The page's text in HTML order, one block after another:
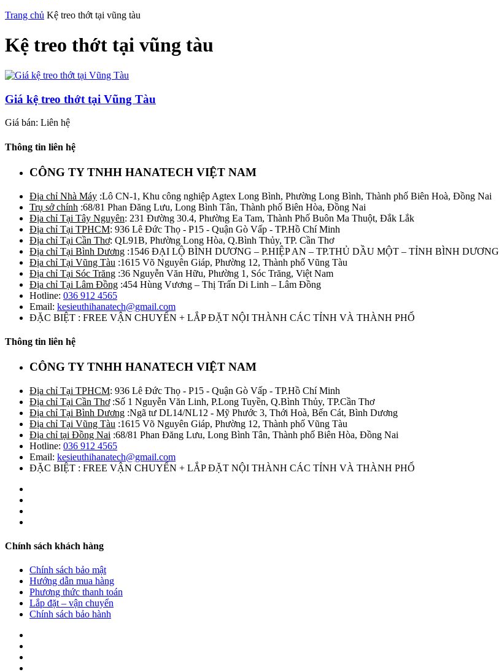
Trang chủ Kệ treo thớt tại vũng tàu
Kệ treo thớt tại vũng tàu
Giá kệ treo thớt tại Vũng Tàu
Giá bán: Liên hệ
Thông tin liên hệ
CÔNG TY TNHH HANATECH VIỆT NAM
Địa chỉ Nhà Máy :Lô CN-1, Khu công nghiệp Agtex Long Bình, Phường Long Bình, Thành phố Biên Hoà, Đồng Nai
Trụ sở chính :68/81 Phan Đăng Lưu, Long Bình Tân, Thành phố Biên Hòa, Đồng Nai
Địa chỉ Tại Tây Nguyên: 231 Đường 30.4, Phường Ea Tam, Thành Phố Buôn Ma Thuột, Đắk Lắk
Địa chỉ Tại TPHCM: 936 Lê Đức Thọ - P15 - Quận Gò Vấp - TP.Hồ Chí Minh
Địa chỉ Tại Cần Thơ: QL91B, Phường Long Hòa, Q.Bình Thủy, TP. Cần Thơ
Địa chỉ Tại Bình Dương :1546 ĐẠI LỘ BÌNH DƯƠNG – P.HIỆP AN – TP.THỦ DẦU MỘT – TỈNH BÌNH DƯƠNG
Địa chỉ Tại Vũng Tàu :1615 Võ Nguyên Giáp, Phường 12, Thành phố Vũng Tàu
Địa chỉ Tại Sóc Trăng :36 Nguyễn Văn Hữu, Phường 1, Sóc Trăng, Việt Nam
Địa chỉ Tại Lâm Đồng :454 Hùng Vương – Thị Trấn Di Linh – Lâm Đồng
Hotline: 036 912 4565
Email: kesieuthihanatech@gmail.com
ĐẶC BIỆT : FREE VẬN CHUYỂN + LẮP ĐẶT NỘI THÀNH CÁC TỈNH VÀ THÀNH PHỐ
Thông tin liên hệ
CÔNG TY TNHH HANATECH VIỆT NAM
Địa chỉ Tại TPHCM: 936 Lê Đức Thọ - P15 - Quận Gò Vấp - TP.Hồ Chí Minh
Địa chỉ Tại Cần Thơ:Số 1 Nguyễn Văn Linh, P.Long Tuyền, Q.Bình Thủy, TP.Cần Thơ
Địa chỉ Tại Bình Dương :Ngã tư DL14/NL12 - Mỹ Phước 3, Thới Hoà, Bến Cát, Bình Dương
Địa chỉ Tại Vũng Tàu :1615 Võ Nguyên Giáp, Phường 12, Thành phố Vũng Tàu
Địa chỉ tại Đồng Nai :68/81 Phan Đăng Lưu, Long Bình Tân, Thành phố Biên Hòa, Đồng Nai
Hotline: 036 912 4565
Email: kesieuthihanatech@gmail.com
ĐẶC BIỆT : FREE VẬN CHUYỂN + LẮP ĐẶT NỘI THÀNH CÁC TỈNH VÀ THÀNH PHỐ
Chính sách khách hàng
Chính sách bảo mật
Hướng dẫn mua hàng
Phương thức thanh toán
Lắp đặt – vận chuyển
Chính sách bảo hành